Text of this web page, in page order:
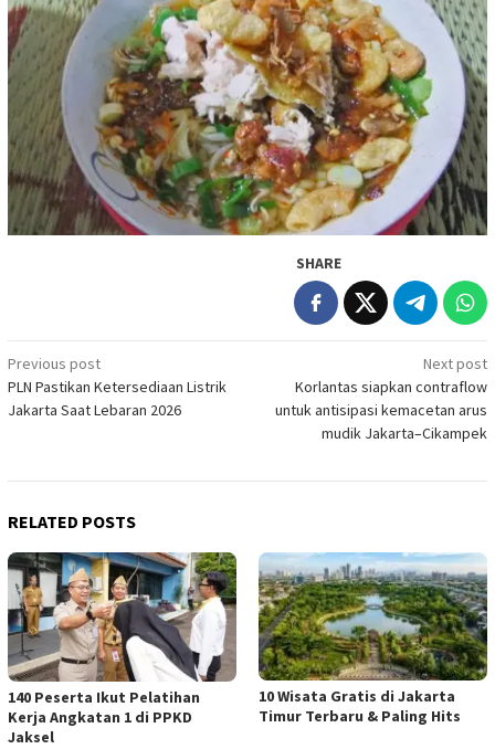
SHARE
Post
navigation
Previous post
PLN Pastikan Ketersediaan Listrik
Jakarta Saat Lebaran 2026
Next post
Korlantas siapkan contraflow
untuk antisipasi kemacetan arus
mudik Jakarta–Cikampek
RELATED POSTS
140 Peserta Ikut Pelatihan
Kerja Angkatan 1 di PPKD
Jaksel
10 Wisata Gratis di Jakarta
Timur Terbaru & Paling Hits